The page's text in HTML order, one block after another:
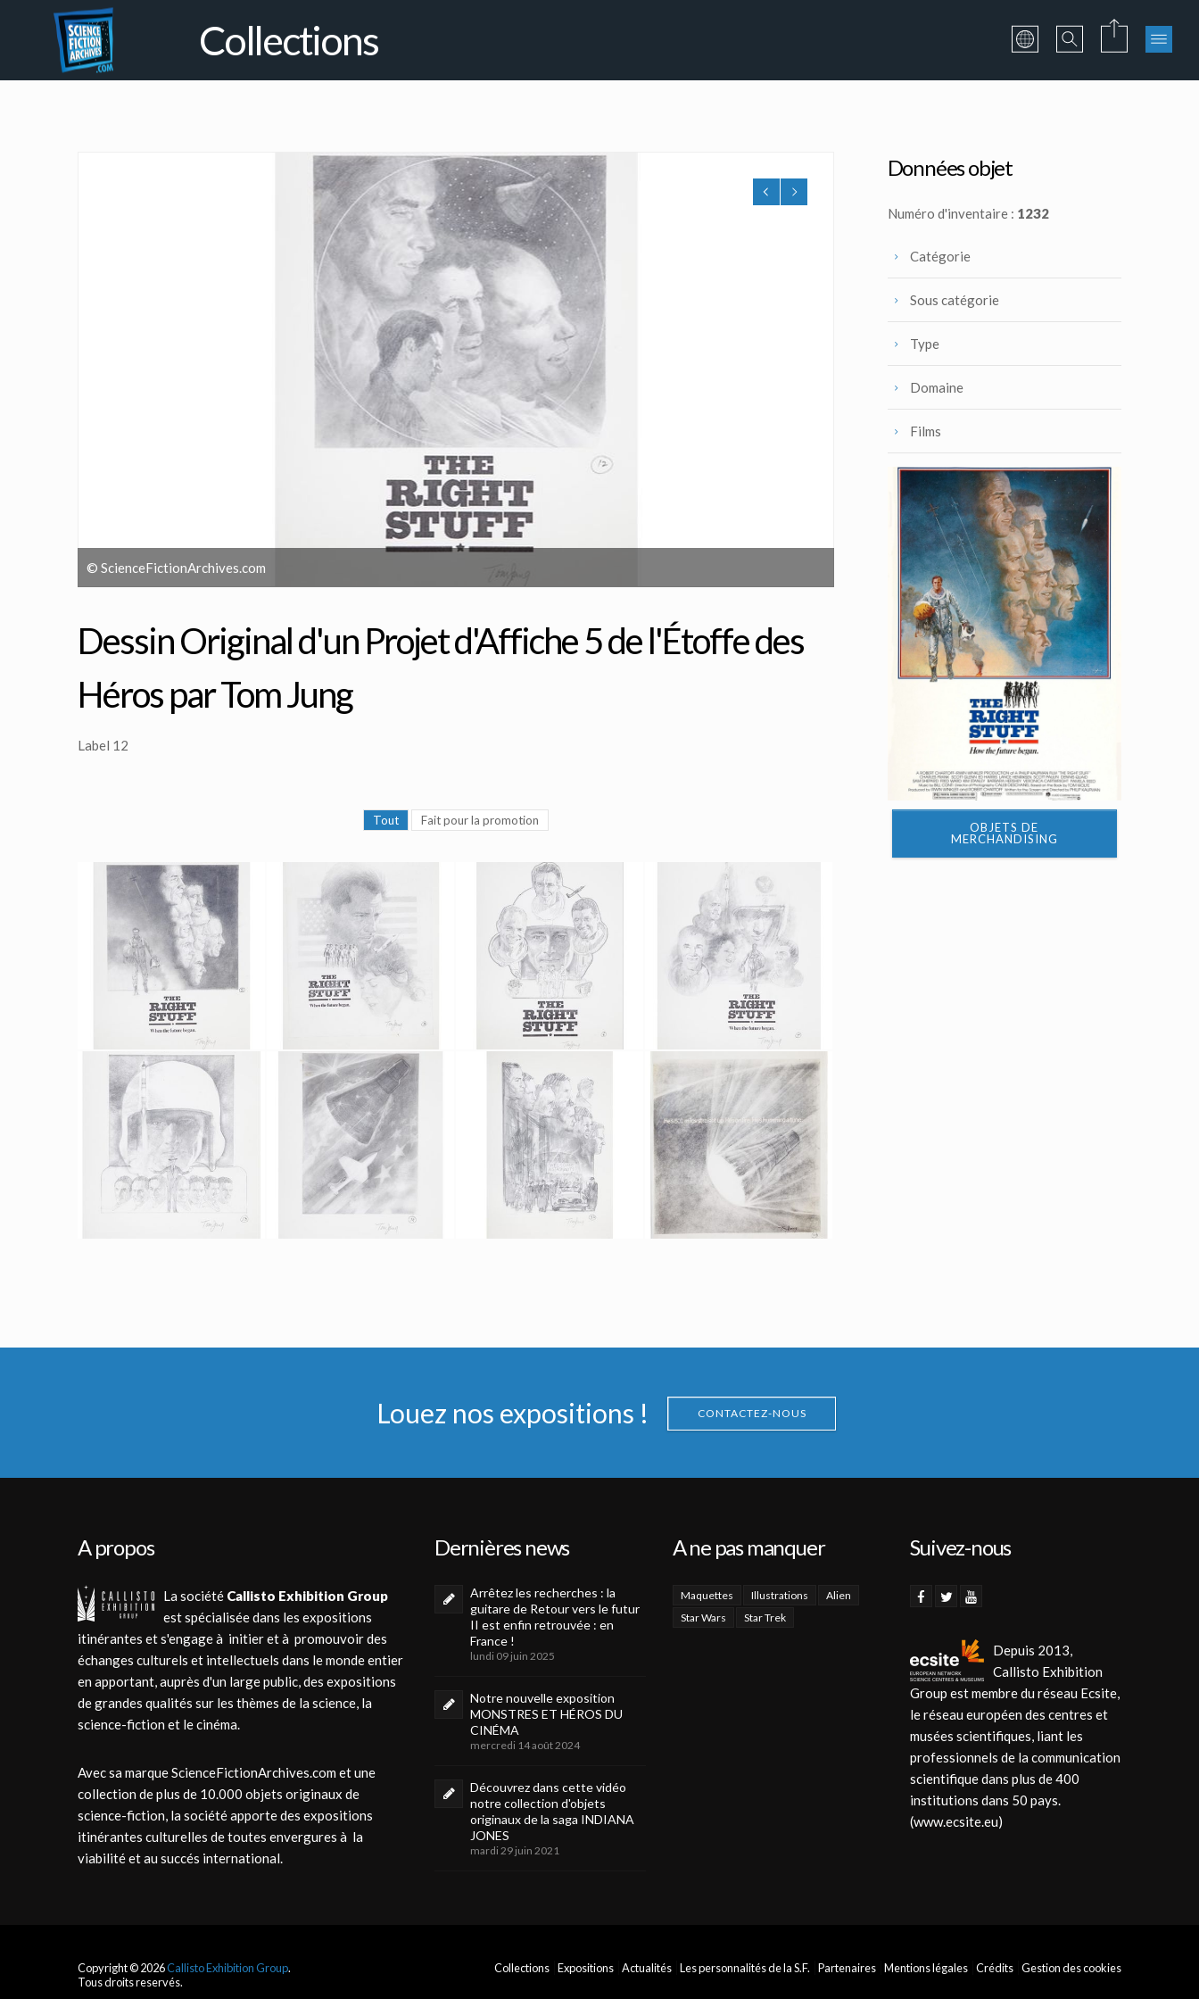
Collections
© ScienceFictionArchives.com
Dessin Original d'un Projet d'Affiche 5 de l'Étoffe des
Héros par Tom Jung
Label 12
Tout Fait pour la promotion
Dessin Original d'un Projet d'Affiche 1 de l'Étoffe des Héros par Tom Jung
Fait pour la promotion
Dessin Original d'un Projet d'Affiche 2 de l'Étoffe des Héros par Tom Jung
Fait pour la promotion
Dessin Original d'un Projet d'Affiche 3 de l'Étoffe des Héros par Tom Jung
Fait pour la promotion
Dessin Original d'un Projet d'Affiche 4 de l'Étoffe des Héros par Tom Jung
Fait pour la promotion
Données objet
Numéro d'inventaire : 1232
Catégorie
Sous catégorie
Type
Domaine
Films
OBJETS DE
MERCHANDISING
Louez nos expositions ! CONTACTEZ-NOUS
A propos
La société Callisto Exhibition Group
est spécialisée dans les expositions
itinérantes et s'engage à initier et à promouvoir des
échanges culturels et intellectuels dans le monde entier
en apportant, auprès d'un large public, des expositions
de grandes qualités sur les thèmes de la science, la
science-fiction et le cinéma.
Avec sa marque ScienceFictionArchives.com et une
collection de plus de 10.000 objets originaux de
science-fiction, la société apporte des expositions
itinérantes culturelles de toutes envergures à la
viabilité et au succés international.
Dernières news
Arrêtez les recherches : la
guitare de Retour vers le futur
II est enfin retrouvée : en
France !
lundi 09 juin 2025
Notre nouvelle exposition
MONSTRES ET HÉROS DU
CINÉMA
mercredi 14 août 2024
Découvrez dans cette vidéo
notre collection d'objets
originaux de la saga INDIANA
JONES
mardi 29 juin 2021
A ne pas manquer
Maquettes Illustrations
Alien
Star Wars
Star Trek
Suivez-nous
Depuis 2013,
Callisto Exhibition
Group est membre du réseau Ecsite,
le réseau européen des centres et
musées scientifiques, liant les
professionnels de la communication
scientifique dans plus de 400
institutions dans 50 pays.
(www.ecsite.eu)
Copyright © 2026Callisto Exhibition Group.
Tous droits reservés.
Collections Expositions Actualités Les personnalités de la S.F. Partenaires Mentions légales Crédits Gestion des cookies